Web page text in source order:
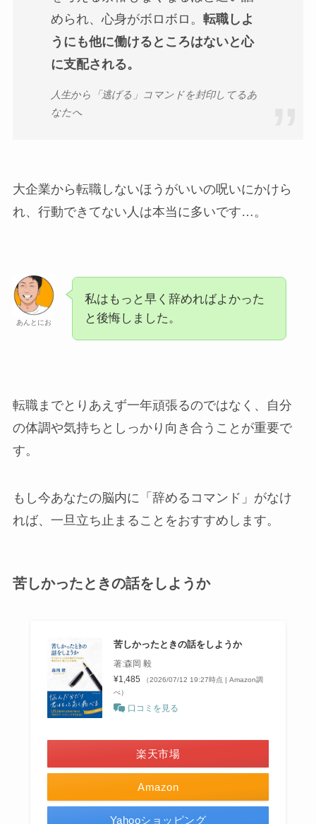
められ、心身がボロボロ。 転職しよ
うにも他に働けるところはないと心
に支配される。
人生から「逃げる」コマンドを封印してるあ
なたへ
大企業から転職しないほうがいいの呪いにかけら
れ、行動できてない人は本当に多いです…。
あんとにお
私はもっと早く辞めればよかった
と後悔しました。
転職までとりあえず一年頑張るのではなく、自分
の体調や気持ちとしっかり向き合うことが重要で
す。
もし今あなたの脳内に「辞めるコマンド」がなけ
れば、一旦立ち止まることをおすすめします。
苦しかったときの話をしようか
苦しかったときの話をしようか
著:森岡 毅
¥1,485
（2026/07/12 19:27時点 | Amazon調
べ）
口コミを見る
Amazon
楽天市場
Yahooショッピング